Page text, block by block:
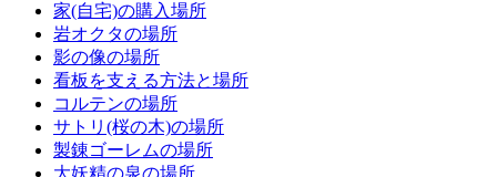
家(自宅)の購入場所
岩オクタの場所
影の像の場所
看板を支える方法と場所
コルテンの場所
サトリ(桜の木)の場所
製錬ゴーレムの場所
大妖精の泉の場所